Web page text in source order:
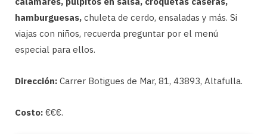
hamburguesas, chuleta de cerdo, ensaladas y más. Si
viajas con niños, recuerda preguntar por el menú
especial para ellos.
Dirección: Carrer Botigues de Mar, 81, 43893, Altafulla.
Costo: €€€.